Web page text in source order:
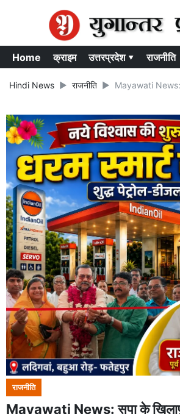
Home क्राइम उत्तरप्रदेश ▾ राजनीति
Hindi News राजनीति Mayawati News:
राजनीति
Mayawati News: सपा के